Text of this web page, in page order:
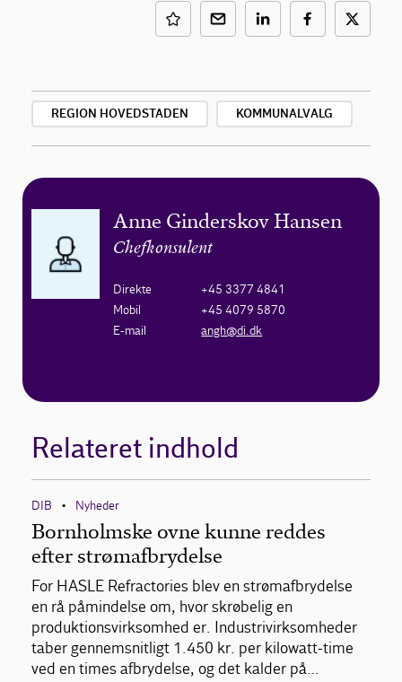
REGION HOVEDSTADEN KOMMUNALVALG
Anne Ginderskov Hansen
Chefkonsulent
Direkte
+45 3377 4841
Mobil
+45 4079 5870
E-mail
angh@di.dk
Relateret indhold
DIB • Nyheder
Bornholmske ovne kunne reddes
efter strømafbrydelse
For HASLE Refractories blev en strømafbrydelse
en rå påmindelse om, hvor skrøbelig en
produktionsvirksomhed er. Industrivirksomheder
taber gennemsnitligt 1.450 kr. per kilowatt-time
ved en times afbrydelse, og det kalder på…